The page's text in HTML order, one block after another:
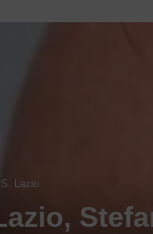
Lazio